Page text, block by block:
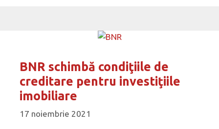
BNR schimbă condiţiile de
creditare pentru investiţiile
imobiliare
17 noiembrie 2021